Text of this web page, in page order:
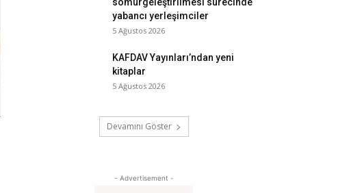
yabancı yerleşimciler
5 Ağustos 2026
KAFDAV Yayınları’ndan yeni
kitaplar
5 Ağustos 2026
Devamını Göster
- Advertisement -